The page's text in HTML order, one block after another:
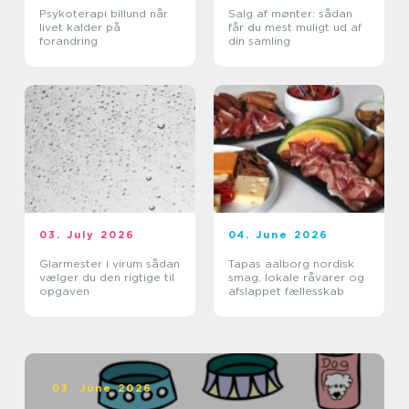
Psykoterapi billund når
livet kalder på
forandring
Salg af mønter: sådan
får du mest muligt ud af
din samling
03. July 2026
Glarmester i virum sådan
vælger du den rigtige til
opgaven
04. June 2026
Tapas aalborg nordisk
smag, lokale råvarer og
afslappet fællesskab
03. June 2026